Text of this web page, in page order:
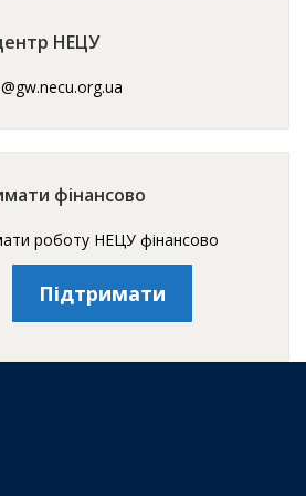
НЕЦУ
фінансово
роботу НЕЦУ фінансово
Підтримати